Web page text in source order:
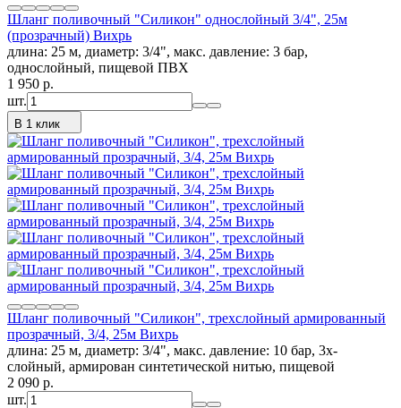
Шланг поливочный "Силикон" однослойный 3/4", 25м
(прозрачный) Вихрь
длина: 25 м, диаметр: 3/4", макс. давление: 3 бар,
однослойный, пищевой ПВХ
1 950 p.
шт.
В 1 клик
Шланг поливочный "Силикон", трехслойный армированный
прозрачный, 3/4, 25м Вихрь
длина: 25 м, диаметр: 3/4", макс. давление: 10 бар, 3х-
слойный, армирован синтетической нитью, пищевой
2 090 p.
шт.